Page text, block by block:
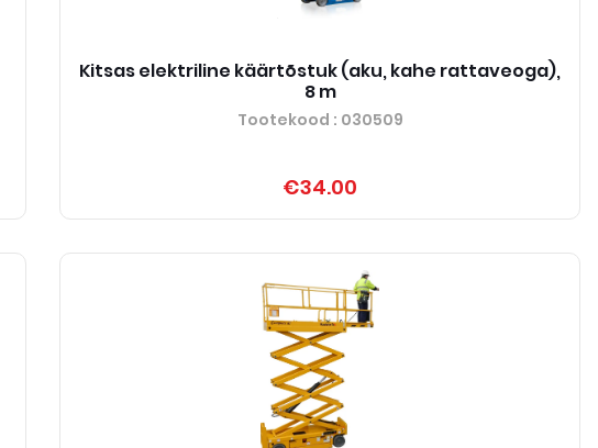
Kitsas elektriline käärtõstuk (aku, kahe rattaveoga),
8 m
Tootekood : 030509
€34.00